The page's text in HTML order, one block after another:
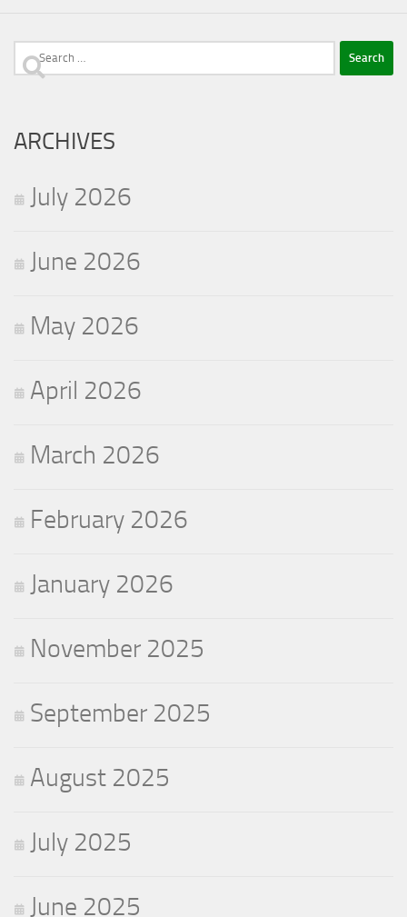
Search
ARCHIVES
July 2026
June 2026
May 2026
April 2026
March 2026
February 2026
January 2026
November 2025
September 2025
August 2025
July 2025
June 2025